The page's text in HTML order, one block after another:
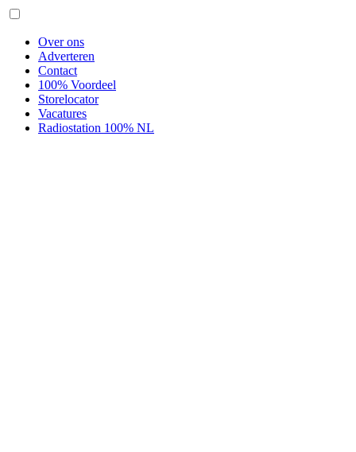
Over ons
Adverteren
Contact
100% Voordeel
Storelocator
Vacatures
Radiostation 100% NL